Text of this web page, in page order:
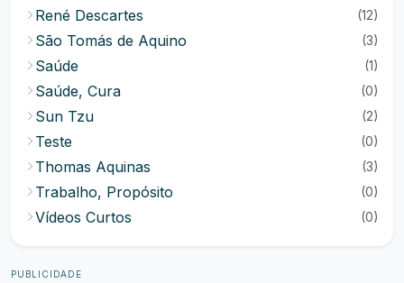
René Descartes (12)
São Tomás de Aquino (3)
Saúde (1)
Saúde, Cura (0)
Sun Tzu (2)
Teste (0)
Thomas Aquinas (3)
Trabalho, Propósito (0)
Vídeos Curtos (0)
PUBLICIDADE